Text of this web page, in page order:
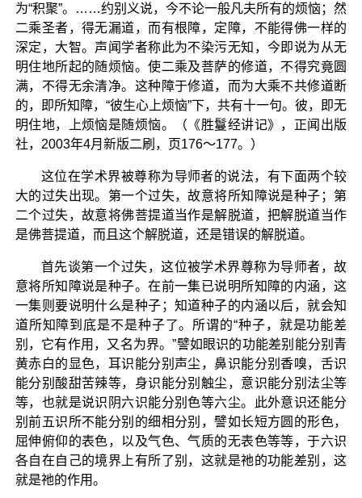
为“积聚”。……约别义说，今不论一般凡夫所有的烦恼；然
二乘圣者，得无漏道，而有根障，定障，不能得佛一样的
深定，大智。声闻学者称此为不染污无知，今即说为从无
明住地所起的随烦恼。使二乘及菩萨的修道，不得究竟圆
满，不得无余清净。这种障于修道，而为大乘不共修道断
的，即所知障，“彼生心上烦恼”下，共有十一句。彼，即无
明住地，上烦恼是随烦恼。（《胜鬘经讲记》，正闻出版
社，2003年4月新版二刷，页176～177。）
这位在学术界被尊称为导师者的说法，有下面两个较
大的过失出现。第一个过失，故意将所知障说是种子；第
二个过失，故意将佛菩提道当作是解脱道，把解脱道当作
是佛菩提道，而且这个解脱道，还是错误的解脱道。
首先谈第一个过失，这位被学术界尊称为导师者，故
意将所知障说是种子。在前一集已说明所知障的内涵，这
一集则要说明什么是种子；知道种子的内涵以后，就会知
道所知障到底是不是种子了。所谓的“种子，就是功能差
别，它有作用，又名为界。”譬如眼识的功能差别能分别青
黄赤白的显色，耳识能分别声尘，鼻识能分别香嗅，舌识
能分别酸甜苦辣等，身识能分别触尘，意识能分别法尘等
等，也就是说识阴六识能分别色等六尘。此外意识还能分
别前五识所不能分别的细相分别，譬如长短方圆的形色，
屈伸俯仰的表色，以及气色、气质的无表色等等，于六识
各自在自己的境界上有所了别，这就是祂的功能差别，这
就是祂的作用。